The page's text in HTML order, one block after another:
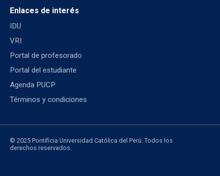
Enlaces de interés
IDU
VRI
Portal de profesorado
Portal del estudiante
Agenda PUCP
Términos y condiciones
© 2025 Pontificia Universidad Católica del Perú. Todos los
derechos reservados.